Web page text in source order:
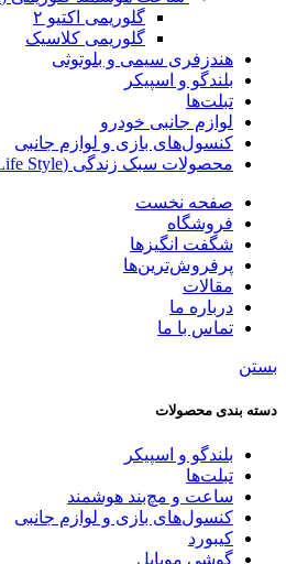
گلوریمی اکتیو ۲
گلوریمی کلاسیک
هندزفری سیمی و بلوتوثی
بلندگو و اسپیکر
تبلت‌ها
لوازم جانبی خودرو
کنسول‌های بازی و لوازم جانبی
محصولات سبک زندگی (Life Style)
صفحه نخست
فروشگاه
شگفت انگیزها
پرفروش‌ترین‌ها
مقالات
درباره ما
تماس با ما
بستن
دسته‌ بندی محصولات
بلندگو و اسپیکر
تبلت‌ها
ساعت و مچ‌بند هوشمند
کنسول‌های بازی و لوازم جانبی
کیبورد
گوشی موبایل